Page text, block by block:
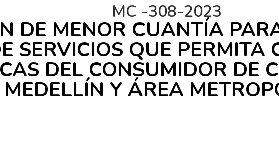
MC -308-2023
DE MENOR CUANTÍA
SERVICIOS QUE PERMITA
DEL CONSUMIDOR DE
Y ÁREA